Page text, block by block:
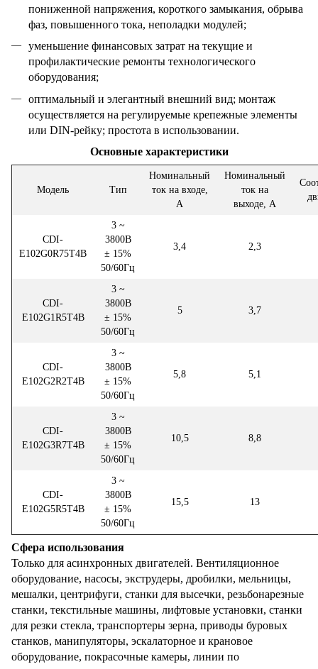
пониженной напряжения, короткого замыкания, обрыва
фаз, повышенного тока, неполадки модулей;
уменьшение финансовых затрат на текущие и
профилактические ремонты технологического
оборудования;
оптимальный и элегантный внешний вид; монтаж
осуществляется на регулируемые крепежные элементы
или DIN-рейку; простота в использовании.
Основные характеристики
Модель Тип
Номинальный
ток на входе,
А
Номинальный
ток на
выходе, А
CDI-
E102G0R75T4B
3 ~
3800В
± 15%
50/60Гц
3,4 2,3
CDI-
E102G1R5T4B
3 ~
3800В
± 15%
50/60Гц
5 3,7
CDI-
E102G2R2T4B
3 ~
3800В
± 15%
50/60Гц
5,8 5,1
CDI-
E102G3R7T4B
3 ~
3800В
± 15%
50/60Гц
10,5 8,8
CDI-
E102G5R5T4B
3 ~
3800В
± 15%
50/60Гц
15,5 13
Сфера использования
Только для асинхронных двигателей. Вентиляционное
оборудование, насосы, экструдеры, дробилки, мельницы,
мешалки, центрифуги, станки для высечки, резьбонарезные
станки, текстильные машины, лифтовые установки, станки
для резки стекла, транспортеры зерна, приводы буровых
станков, манипуляторы, эскалаторное и крановое
оборудование, покрасочные камеры, линии по